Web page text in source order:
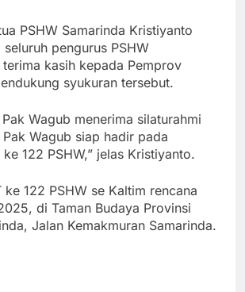
PSHW Samarinda Kristiyanto
pengurus PSHW
kasih kepada Pemprov
syukuran tersebut.
Wagub menerima silaturahmi
Wagub siap hadir pada
122 PSHW,” jelas Kristiyanto.
ke 122 PSHW se Kaltim rencana
di Taman Budaya Provinsi
Jalan Kemakmuran Samarinda.